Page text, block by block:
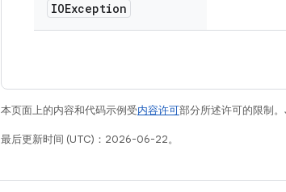
IOException
本页面上的内容和代码示例受内容许可部分所述许可的限制
最后更新时间 (UTC)：2026-06-22。